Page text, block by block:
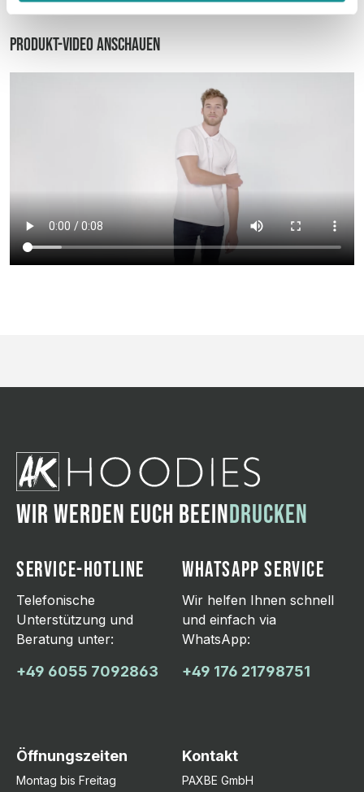
Produkt-Video anschauen
WIR WERDEN EUCH BEEINDRUCKEN
SERVICE-HOTLINE
Telefonische
Unterstützung und
Beratung unter:
+49 6055 7092863
WHATSAPP SERVICE
Wir helfen Ihnen schnell
und einfach via
WhatsApp:
+49 176 21798751
Öffnungszeiten
Montag bis Freitag
Kontakt
PAXBE GmbH